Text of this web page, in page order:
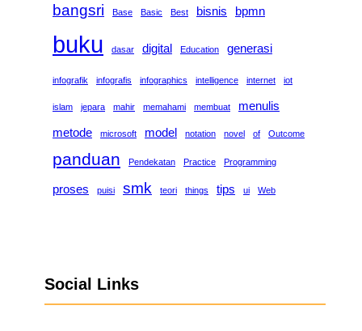
bangsri Base Basic Best bisnis bpmn
buku dasar digital Education generasi
infografik infografis infographics intelligence internet iot
islam jepara mahir memahami membuat
menulis
metode
microsoft model notation novel of Outcome
panduan Pendekatan Practice Programming
proses puisi smk teori things tips ui Web
Social Links